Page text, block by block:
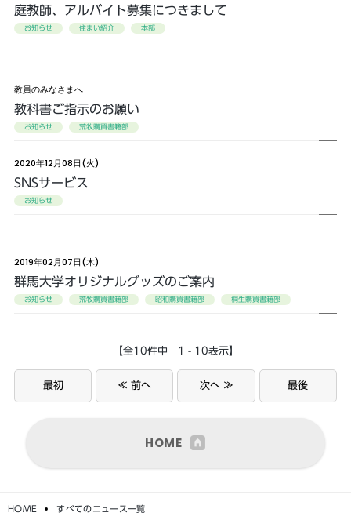
庭教師、アルバイト募集につきまして
お知らせ 住まい紹介 本部
教員のみなさまへ
教科書ご指示のお願い
お知らせ 荒牧購買書籍部
2020年12月08日(火)
SNSサービス
お知らせ
2019年02月07日(木)
群馬大学オリジナルグッズのご案内
お知らせ 荒牧購買書籍部 昭和購買書籍部 桐生購買書籍部
【全10件中 1 - 10表示】
最初 ≪ 前へ 次へ ≫ 最後
HOME
HOME すべてのニュース一覧